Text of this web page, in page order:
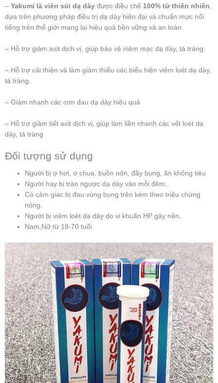
– Yakumi là viên sủi dạ dày được điều chế 100% từ thiên nhiên,
dựa trên phương pháp điều trị dạ dày hiện đại và chuẩn mực nổi
tiếng trên thế giới mang lại hiệu quả bền vững và an toàn.
– Hỗ trợ giảm axit dịch vị, giúp bảo vệ niêm mạc dạ dày, tá tràng.
– Hỗ trợ cải thiện và làm giảm thiểu các biểu hiện viêm loét dạ dày,
tá tràng.
– Giảm nhanh các cơn đau dạ dày hiệu quả
– Hỗ trợ giảm tiết axit dịch vị, giúp làm liền nhanh các vết loét dạ
dày, tá tràng
Đối tượng sử dụng
Người bị ợ hơi, ợ chua, buồn nôn, đầy bụng, ăn không tiêu
Người hay bị trào ngược dạ dày vào mỗi đêm..
Có cảm giác bị đau vùng bụng trên kèm theo triệu chứng
nóng.
Người bị viêm loét dạ dày do vi khuẩn HP gây nên.
Nam,Nữ từ 18-70 tuổi